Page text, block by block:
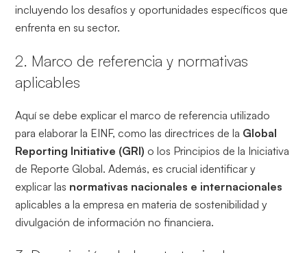
incluyendo los desafíos y oportunidades específicos que
enfrenta en su sector.
2. Marco de referencia y normativas
aplicables
Aquí se debe explicar el marco de referencia utilizado
para elaborar la EINF, como las directrices de la Global
Reporting Initiative (GRI) o los Principios de la Iniciativa
de Reporte Global. Además, es crucial identificar y
explicar las normativas nacionales e internacionales
aplicables a la empresa en materia de sostenibilidad y
divulgación de información no financiera.